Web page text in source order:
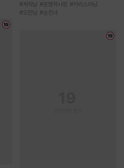
#계략남 #운명적사랑 #카리스마남
#오만남 #순진녀